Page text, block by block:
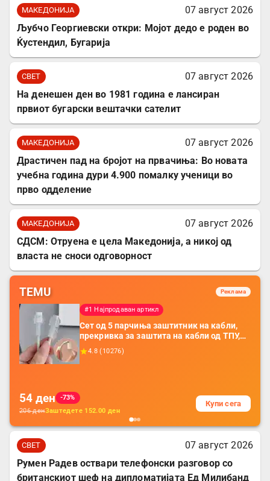
МАКЕДОНИЈА
07 август 2026
Љубчо Георгиевски откри: Мојот дедо е роден во
Ќустендил, Бугарија
СВЕТ
07 август 2026
На денешен ден во 1981 година е лансиран
првиот бугарски вештачки сателит
МАКЕДОНИЈА
07 август 2026
Драстичен пад на бројот на првачиња: Во новата
учебна година дури 4.900 помалку ученици во
прво одделение
МАКЕДОНИЈА
07 август 2026
СДСМ: Отруена е цела Македонија, а никој од
власта не сноси одговорност
TEMU Реклама
#1 Најпродаван артикл
Сет од 5 парчиња заштитник на кабли,
прекривка за заштита на кабли од ТПУ,
додатоци за заштита на кабли, без
батерија, за мобилни телефони, комплет
4.8 (10276)
54 ден
-73%
206денЗаштедете 152.00 ден
Купи сега
СВЕТ
07 август 2026
Румен Радев оствари телефонски разговор со
британскиот шеф на дипломатијата Ед Милибанд